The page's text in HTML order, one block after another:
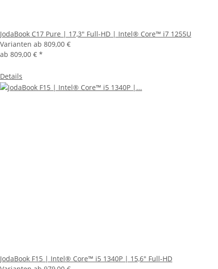
JodaBook C17 Pure | 17,3" Full-HD | Intel® Core™ i7 1255U
Varianten ab 809,00 €
ab 809,00 € *
Details
JodaBook F15 | Intel® Core™ i5 1340P | 15,6" Full-HD